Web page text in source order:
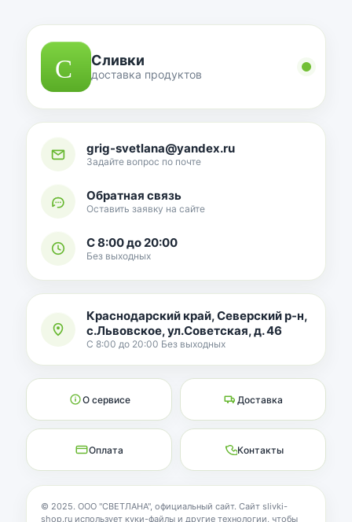
Сливки
доставка продуктов
grig-svetlana@yandex.ru
Задайте вопрос по почте
Обратная связь
Оставить заявку на сайте
С 8:00 до 20:00
Без выходных
Краснодарский край, Северский р-н,
с.Львовское, ул.Советская, д. 46
С 8:00 до 20:00 Без выходных
О сервисе Доставка
Оплата Контакты
© 2025. ООО "СВЕТЛАНА", официальный сайт. Сайт slivki-
shop.ru использует куки-файлы и другие технологии, чтобы